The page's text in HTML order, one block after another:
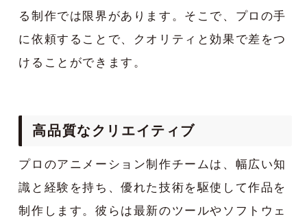
る制作では限界があります。そこで、プロの手
に依頼することで、クオリティと効果で差をつ
けることができます。
高品質なクリエイティブ
プロのアニメーション制作チームは、幅広い知
識と経験を持ち、優れた技術を駆使して作品を
制作します。彼らは最新のツールやソフトウェ